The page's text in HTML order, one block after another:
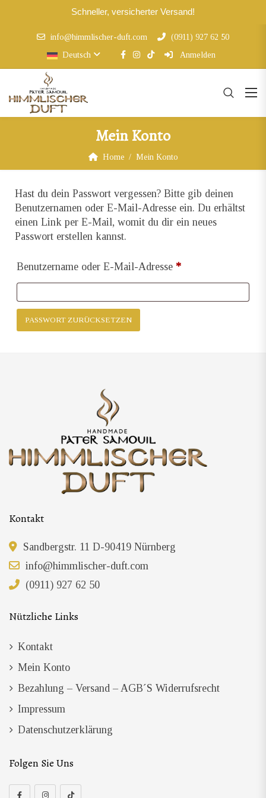
Schneller, versicherter Versand!
info@himmlischer-duft.com
(0911) 927 62 50
Deutsch
Anmelden
Mein Konto
Home Mein Konto
Hast du dein Passwort vergessen? Bitte gib deinen
Benutzernamen oder E-Mail-Adresse ein. Du erhältst
einen Link per E-Mail, womit du dir ein neues
Passwort erstellen kannst.
Benutzername oder E-Mail-Adresse *
PASSWORT ZURÜCKSETZEN
Kontakt
Sandbergstr. 11 D-90419 Nürnberg
info@himmlischer-duft.com
(0911) 927 62 50
Nützliche Links
Kontakt
Mein Konto
Bezahlung – Versand – AGB´s Widerrufsrecht
Impressum
Datenschutzerklärung
Folgen Sie Uns